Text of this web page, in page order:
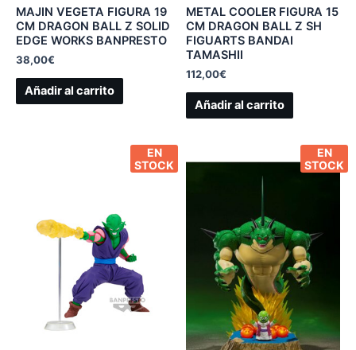
MAJIN VEGETA FIGURA 19
CM DRAGON BALL Z SOLID
EDGE WORKS BANPRESTO
38,00€
Añadir al carrito
METAL COOLER FIGURA 15
CM DRAGON BALL Z SH
FIGUARTS BANDAI
TAMASHII
112,00€
Añadir al carrito
EN
STOCK
EN
STOCK